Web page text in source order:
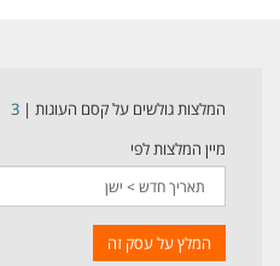
המלצות גולשים על קסם העוגות |
3
מיין המלצות לפי
המלץ על עסק זה